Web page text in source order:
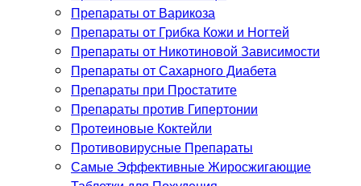
Препараты от Варикоза
Препараты от Грибка Кожи и Ногтей
Препараты от Никотиновой Зависимости
Препараты от Сахарного Диабета
Препараты при Простатите
Препараты против Гипертонии
Протеиновые Коктейли
Противовирусные Препараты
Самые Эффективные Жиросжигающие